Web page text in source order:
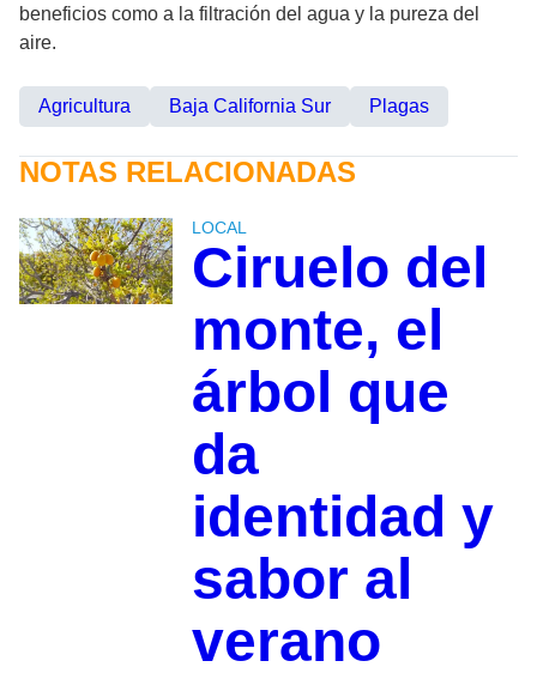
beneficios como a la filtración del agua y la pureza del
aire.
Agricultura Baja California Sur Plagas
NOTAS RELACIONADAS
LOCAL
Ciruelo del
monte, el
árbol que
da
identidad y
sabor al
verano